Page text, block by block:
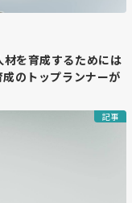
を育成するためには
のトップランナーが
記事